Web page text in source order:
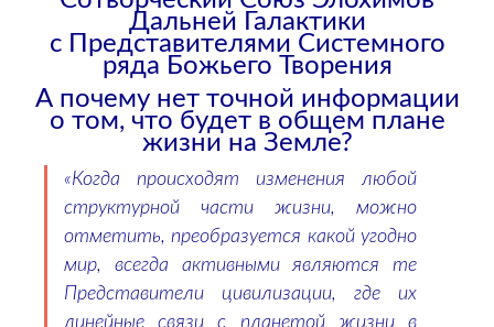
Дальней Галактики
с Представителями Системного
ряда Божьего Творения
А почему нет точной информации
о том, что будет в общем плане
жизни на Земле?
«Когда происходят изменения любой
структурной части жизни, можно
отметить, преобразуется какой угодно
мир, всегда активными являются те
Представители цивилизации, где их
линейные связи с планетой жизни в